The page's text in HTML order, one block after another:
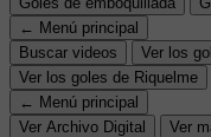
← Menú principal
Buscar videos
Ver los
Ver los goles de Riquelme
← Menú principal
Ver Archivo Digital
Ver